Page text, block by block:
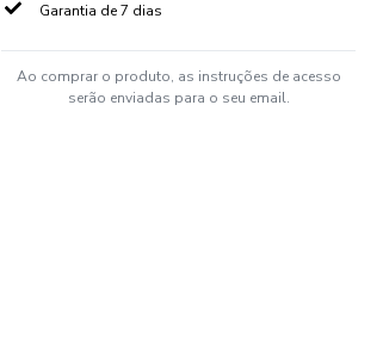
Garantia de 7 dias
Ao comprar o produto, as instruções de acesso
serão enviadas para o seu email.